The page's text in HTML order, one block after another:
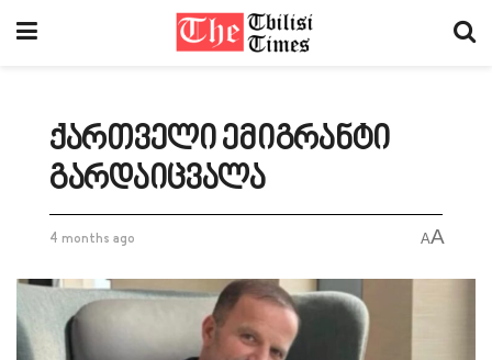
ქართველი ემიგრანტი
გარდაიცვალა
4 months ago AA